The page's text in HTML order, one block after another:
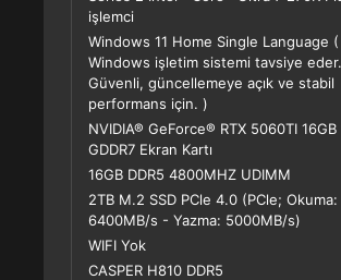
işlemci
Windows 11 Home Single Language
Windows işletim sistemi tavsiye eder.
Güvenli, güncellemeye açık ve stabil
performans için. )
NVIDIA® GeForce® RTX 5060TI 16GB
GDDR7 Ekran Kartı
16GB DDR5 4800MHZ UDIMM
2TB M.2 SSD PCle 4.0 (PCle; Okuma:
6400MB/s - Yazma: 5000MB/s)
WIFI Yok
CASPER H810 DDR5